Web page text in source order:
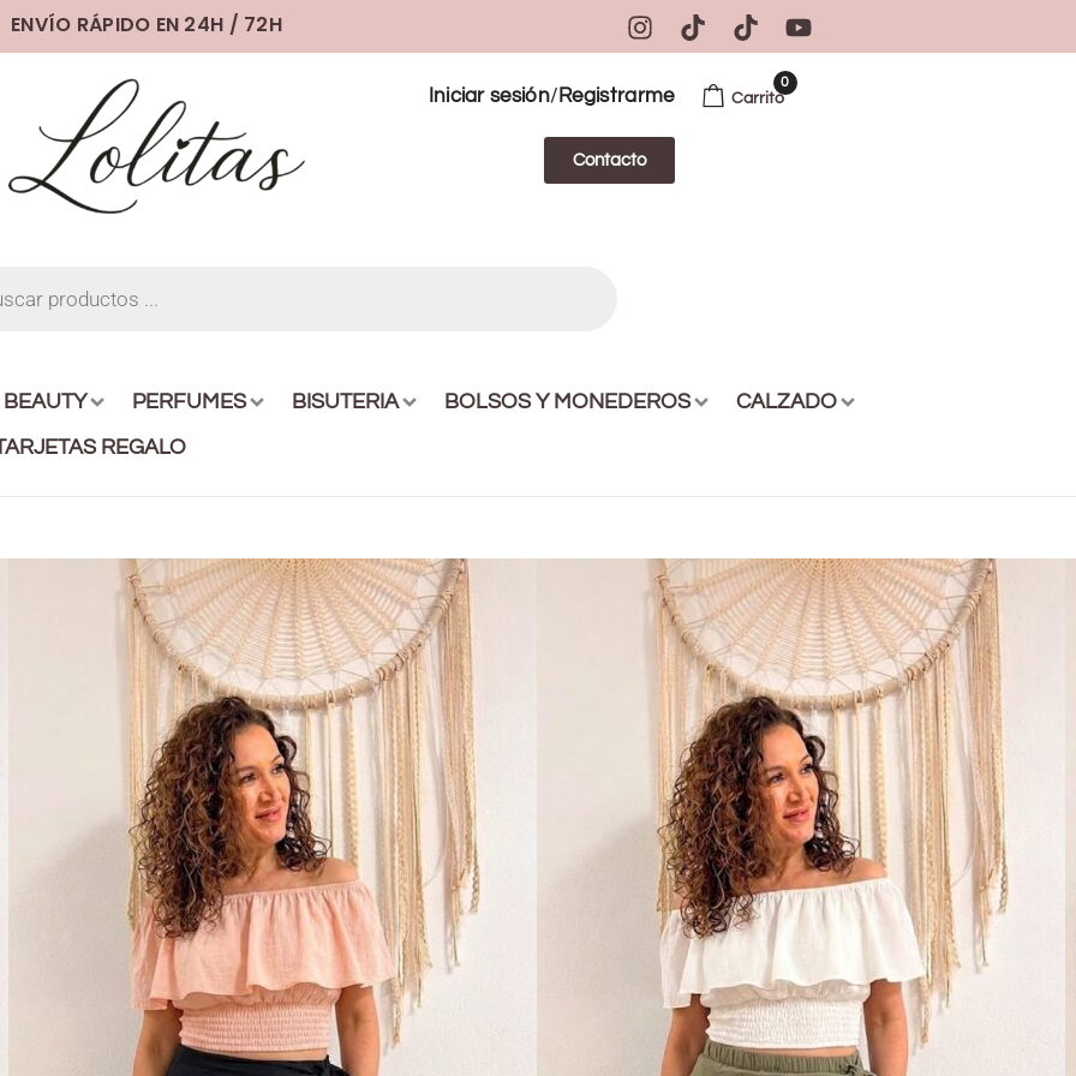
ENVÍO RÁPIDO EN 24H / 72H
Iniciar sesión/ Registrarme
Contacto
Carrito
0
BEAUTY PERFUMES BISUTERIA BOLSOS Y MONEDEROS
CALZADO
REGALO
REBAJAS
FALDA PANTALON PAREO
10,90 € IVA Inc.
€ IVA Inc.
Color
AÑADIR AL CARRITO